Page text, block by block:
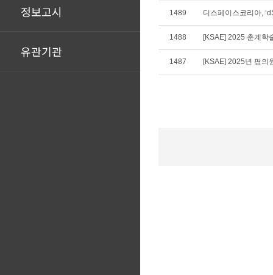
정보고시
유관기관
1489 디스페이스코리아,
1488 [KSAE] 2025 춘계학
1487 [KSAE] 2025년 평의